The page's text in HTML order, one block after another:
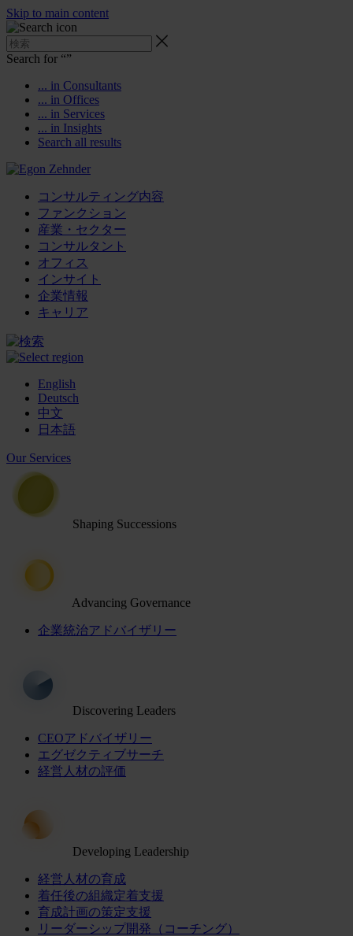
Skip to main content
Search for “”
... in Consultants
... in Offices
... in Services
... in Insights
Search all results
コンサルティング内容
ファンクション
産業・セクター
コンサルタント
オフィス
インサイト
企業情報
キャリア
English
Deutsch
中文
日本語
Our Services
Shaping Successions
Advancing Governance
企業統治アドバイザリー
Discovering Leaders
CEOアドバイザリー
エグゼクティブサーチ
経営人材の評価
Developing Leadership
経営人材の育成
着任後の組織定着支援
育成計画の策定支援
リーダーシップ開発（コーチング）